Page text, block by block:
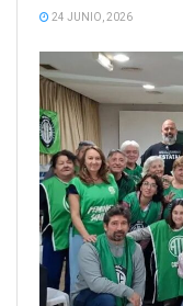
24 JUNIO, 2026